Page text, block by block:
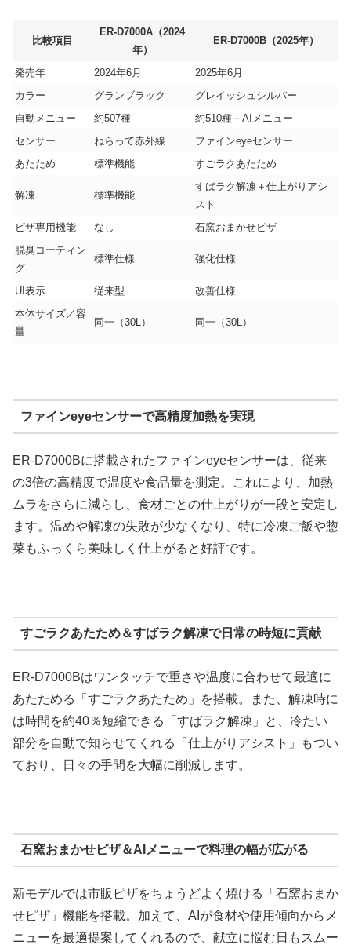
比較項目
ER-D7000A（2024
年）
ER-D7000B（2025年）
発売年 2024年6月
2025年6月
カラー
グランブラック
グレイッシュシルバー
自動メニュー
約507種
約510種＋AIメニュー
センサー
ねらって赤外線
ファインeyeセンサー
あたため
標準機能 すごラクあたため
解凍 標準機能
すばラク解凍＋仕上がりアシ
スト
ピザ専用機能
なし
石窯おまかせピザ
脱臭コーティン
グ
標準仕様 強化仕様
UI表示 従来型
改善仕様
本体サイズ／容
量
同一（30L） 同一（30L）
ファインeyeセンサーで高精度加熱を実現
ER-D7000Bに搭載されたファインeyeセンサーは、従来
の3倍の高精度で温度や食品量を測定。これにより、加熱
ムラをさらに減らし、食材ごとの仕上がりが一段と安定し
ます。温めや解凍の失敗が少なくなり、特に冷凍ご飯や惣
菜もふっくら美味しく仕上がると好評です。
すごラクあたため＆すばラク解凍で日常の時短に貢献
ER-D7000Bはワンタッチで重さや温度に合わせて最適に
あたためる「すごラクあたため」を搭載。また、解凍時に
は時間を約40％短縮できる「すばラク解凍」と、冷たい
部分を自動で知らせてくれる「仕上がりアシスト」もつい
ており、日々の手間を大幅に削減します。
石窯おまかせピザ＆AIメニューで料理の幅が広がる
新モデルでは市販ピザをちょうどよく焼ける「石窯おまか
せピザ」機能を搭載。加えて、AIが食材や使用傾向からメ
ニューを最適提案してくれるので、献立に悩む日もスムー